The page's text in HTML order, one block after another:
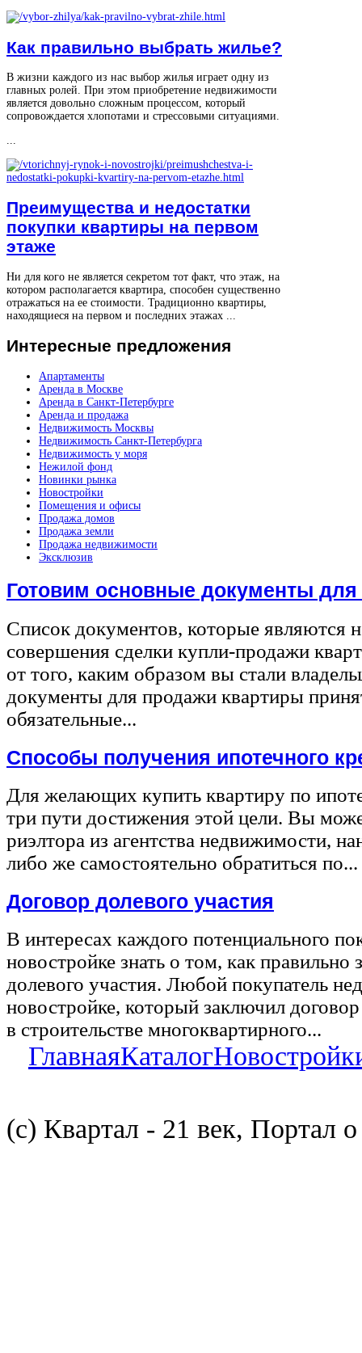
Как правильно выбрать жилье?
В жизни каждого из нас выбор жилья играет одну из
главных ролей. При этом приобретение недвижимости
является довольно сложным процессом, который
сопровождается хлопотами и стрессовыми ситуациями.
...
Преимущества и недостатки
покупки квартиры на первом
этаже
Ни для кого не является секретом тот факт, что этаж, на
котором располагается квартира, способен существенно
отражаться на ее стоимости. Традиционно квартиры,
находящиеся на первом и последних этажах ...
Интересные предложения
Апартаменты
Аренда в Москве
Аренда в Санкт-Петербурге
Аренда и продажа
Недвижимость Москвы
Недвижимость Санкт-Петербурга
Недвижимость у моря
Нежилой фонд
Новинки рынка
Новостройки
Помещения и офисы
Продажа домов
Продажа земли
Продажа недвижимости
Эксклюзив
Готовим основные документы
Список документов, которые являются
совершения сделки купли-продажи
от того, каким образом вы стали
документы для продажи квартиры
обязательные...
Способы получения ипотечного
Для желающих купить квартиру по
три пути достижения этой цели. Вы
риэлтора из агентства недвижимости,
либо же самостоятельно обратиться по...
Договор долевого участия
В интересах каждого потенциального
новостройке знать о том, как правильно
долевого участия. Любой покупатель
новостройке, который заключил
в строительстве многоквартирного...
ГлавнаяКаталог
(с) Квартал - 21 век, Портал